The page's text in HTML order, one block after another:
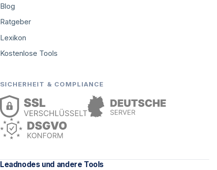
Blog
Ratgeber
Lexikon
Kostenlose Tools
SICHERHEIT & COMPLIANCE
Leadnodes und andere Tools